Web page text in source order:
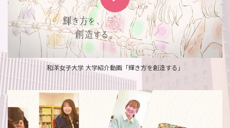
和洋女子大学 大学紹介動画「輝き方を創造する」